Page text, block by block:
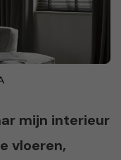
mijn interieur
vloeren,